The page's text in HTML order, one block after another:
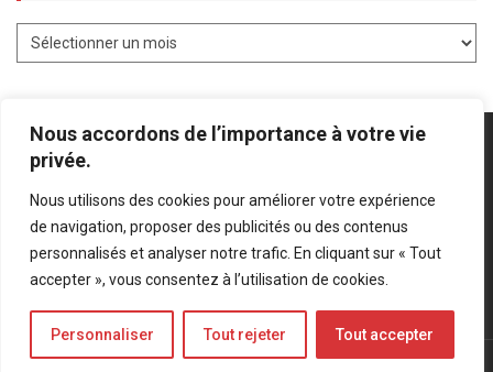
Nous accordons de l’importance à votre vie
privée.
Nous utilisons des cookies pour améliorer votre expérience
de navigation, proposer des publicités ou des contenus
personnalisés et analyser notre trafic. En cliquant sur « Tout
accepter », vous consentez à l’utilisation de cookies.
Personnaliser Tout rejeter Tout accepter
Mentions légales Politique de confidentialité
Bluesky
LinkedIn
Twitter
© Forces Operations Blog - 2022